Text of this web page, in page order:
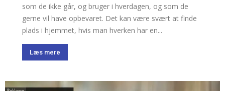
som de ikke går, og bruger i hverdagen, og som de
gerne vil have opbevaret. Det kan være svært at finde
plads i hjemmet, hvis man hverken har en...
Læs mere